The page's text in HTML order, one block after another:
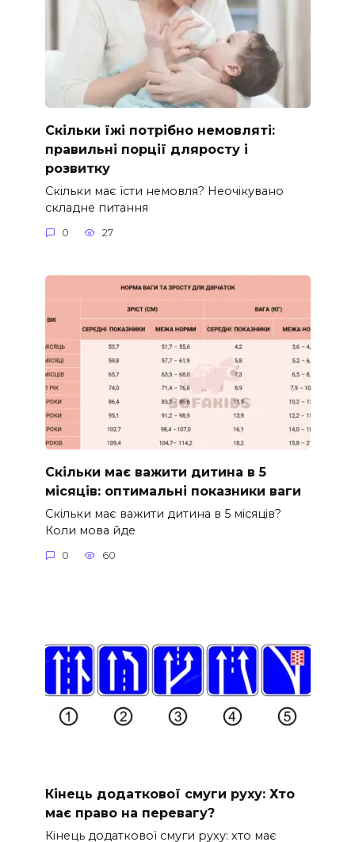
Скільки їжі потрібно немовляті:
правильні порції дляросту і
розвитку
Скільки має їсти немовля? Неочікувано
складне питання
0 27
Скільки має важити дитина в 5
місяців: оптимальні показники ваги
Скільки має важити дитина в 5 місяців?
Коли мова йде
0 60
Кінець додаткової смуги руху: Хто
має право на перевагу?
Кінець додаткової смуги руху: хто має